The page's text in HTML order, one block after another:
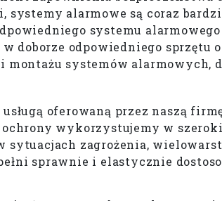
alarmowe są coraz
systemu
doborze odpowiedniego
montażu systemów
oferowaną przez naszą
wykorzystujemy w
sytuacjach zagrożenia,
sprawnie i elastycznie